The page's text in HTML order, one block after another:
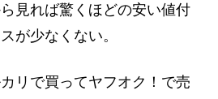
見れば驚くほどの安い値付
が少なくない。
リで買ってヤフオク！で売